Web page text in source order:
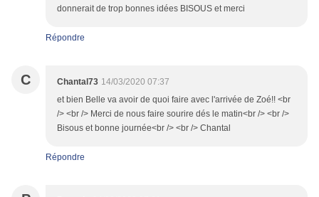
donnerait de trop bonnes idées BISOUS et merci
Répondre
C Chantal73 14/03/2020 07:37
et bien Belle va avoir de quoi faire avec l'arrivée de Zoé!! <br
/> <br /> Merci de nous faire sourire dés le matin<br /> <br />
Bisous et bonne journée<br /> <br /> Chantal
Répondre